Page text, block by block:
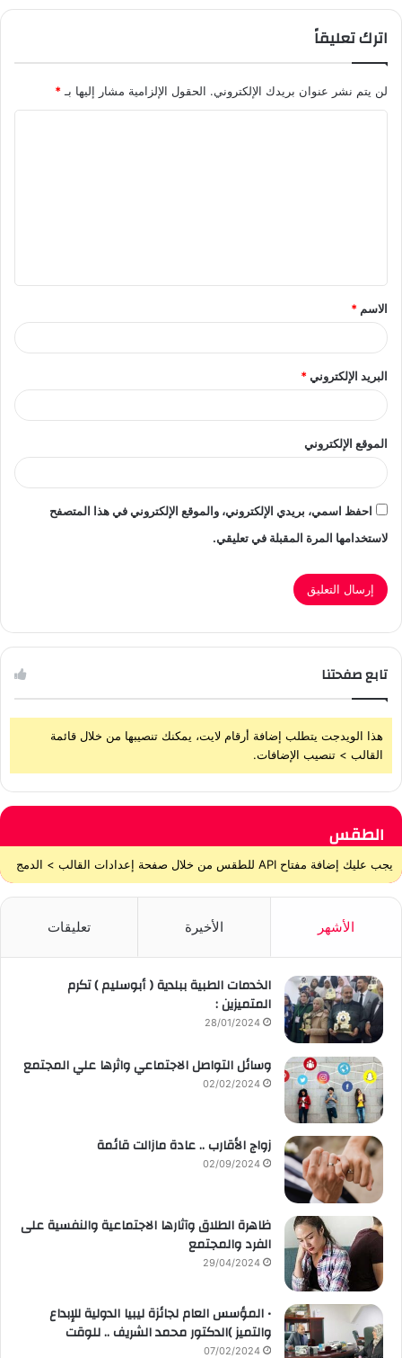
اترك تعليقاً
لن يتم نشر عنوان بريدك الإلكتروني. الحقول الإلزامية مشار إليها بـ *
ق
*
الاسم *
البريد الإلكتروني*
الموقع الإلكتروني
احفظ اسمي، بريدي الإلكتروني، والموقع الإلكتروني في هذا المتصفح
لاستخدامها المرة المقبلة في تعليقي.
تابع صفحتنا
هذا الويدجت يتطلب إضافة أرقام لايت، يمكنك تنصيبها من خلال قائمة
القالب > تنصيب الإضافات.
الطقس
يجب عليك إضافة مفتاح API للطقس من خلال صفحة إعدادات القالب > الدمج
الأشهر الأخيرة تعليقات
الخدمات الطبية ببلدية ( أبوسليم ) تكرم
المتميزين :
28/01/2024
وسائل التواصل الاجتماعي واثرها علي المجتمع
02/02/2024
زواج الأقارب .. عادة مازالت قائمة
02/09/2024
ظاهرة الطلاق وآثارها الاجتماعية والنفسية على
الفرد والمجتمع
29/04/2024
• المؤسس العام لجائزة ليبيا الدولية للإبداع
والتميز )الدكتور محمد الشريف .. للوقت
07/02/2024